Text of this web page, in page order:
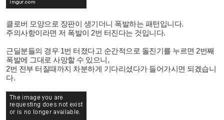
클로버 모양으로 장판이 생기더니 폭발하는 패턴입니다.
주의사항이라면 저 폭발이 2번 터진다는 것입니다.
근딜분들의 경우 1번 터졌다고 순간적으로 돌진기를 누르면 2번째
폭발에 그대로 사망할 수 있으니,
2번 전부 터질때까지 차분하게 기다리셨다가 들어가시면 되겠습니
다.